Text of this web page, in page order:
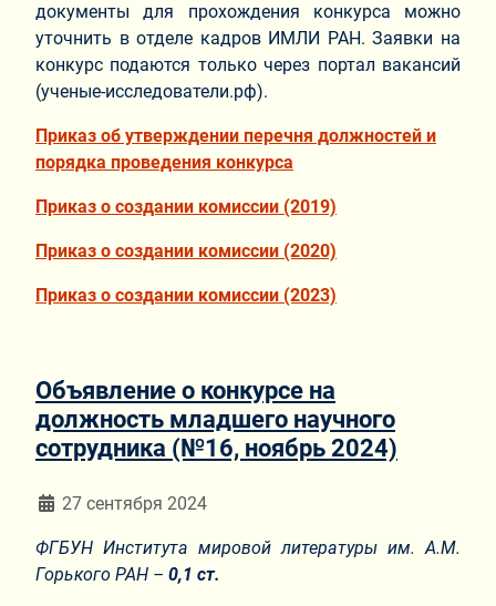
документы для прохождения конкурса можно
уточнить в отделе кадров ИМЛИ РАН. Заявки на
конкурс подаются только через портал вакансий
(ученые-исследователи.рф).
Приказ об утверждении перечня должностей и
порядка проведения конкурса
Приказ о создании комиссии (2019)
Приказ о создании комиссии (2020)
Приказ о создании комиссии (2023)
Объявление о конкурсе на
должность младшего научного
сотрудника (№16, ноябрь 2024)
Информация о материале
27 сентября 2024
ФГБУН Института мировой литературы им. А.М.
Горького РАН – 0,1 ст.